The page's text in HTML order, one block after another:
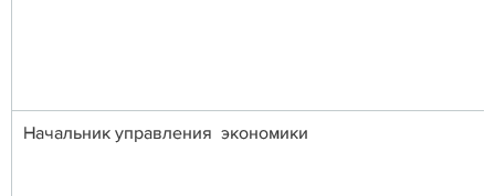
Начальник управления экономики